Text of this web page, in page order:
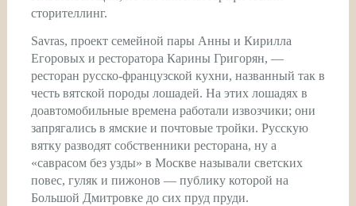
сторителлинг.
Savras, проект семейной пары Анны и Кирилла
Егоровых и ресторатора Карины Григорян, —
ресторан русско-французской кухни, названный так в
честь вятской породы лошадей. На этих лошадях в
доавтомобильные времена работали извозчики; они
запрягались в ямские и почтовые тройки. Русскую
вятку разводят собственники ресторана, ну а
«саврасом без узды» в Москве называли светских
повес, гуляк и пижонов — публику которой на
Большой Дмитровке до сих пруд пруди.